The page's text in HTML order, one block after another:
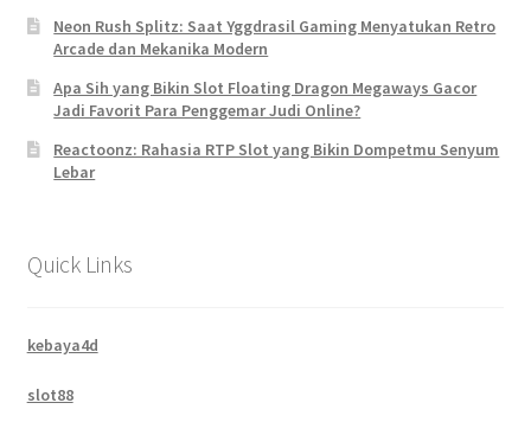
Neon Rush Splitz: Saat Yggdrasil Gaming Menyatukan Retro
Arcade dan Mekanika Modern
Apa Sih yang Bikin Slot Floating Dragon Megaways Gacor
Jadi Favorit Para Penggemar Judi Online?
Reactoonz: Rahasia RTP Slot yang Bikin Dompetmu Senyum
Lebar
Quick Links
kebaya4d
slot88